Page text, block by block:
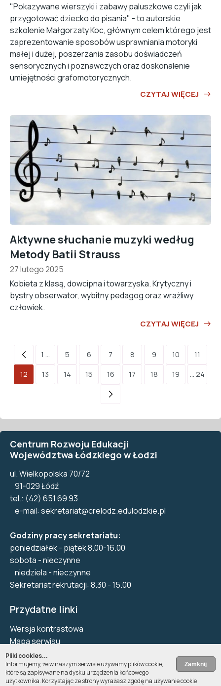
"Pokazywane wierszyki i zabawy paluszkowe czyli jak
przygotować dziecko do pisania" - to autorskie
szkolenie Małgorzaty Koc, głównym celem którego jest
zaprezentowanie sposobów usprawniania motoryki
małej i dużej, poszerzania zasobu doświadczeń
sensorycznych i poznawczych oraz doskonalenie
umiejętności grafomotorycznych.
CZYTAJ WIĘCEJ
Aktywne słuchanie muzyki według
Metody Batii Strauss
27 lutego 2025
Kobieta z klasą, dowcipna i towarzyska. Krytyczny i
bystry obserwator, wybitny pedagog oraz wrażliwy
człowiek.
CZYTAJ WIĘCEJ
1 ... 5 6 7 8 9 10
11
12
13 14 15 16 17 18 19 ... 24
Centrum Rozwoju Edukacji
Województwa Łódzkiego w Łodzi
ul. Wielkopolska 70/72
91-029 Łódź
tel.: (42) 651 69 93
e-mail: sekretariat@crelodz.edulodzkie.pl
Godziny pracy sekretariatu:
poniedziałek - piątek 8.00-16.00
sobota - nieczynne
niedziela - nieczynne
Sekretariat rekrutacji: 8.30 - 15.00
Przydatne linki
Wersja kontrastowa
Mapa serwisu
Biuletyn Informacji Publicznej
Deklaracja dostępności
Pliki Cookie
Pliki cookies...
Informujemy, że w naszym serwisie używamy plików cookie,
które są zapisywane na dysku urządzenia końcowego
użytkownika. Korzystając ze strony wyrażasz zgodę na używanie cookie